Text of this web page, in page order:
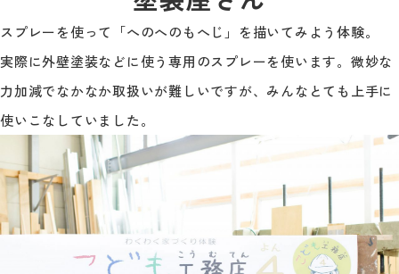
スプレーを使って「へのへのもへじ」を描いてみよう体験。
実際に外壁塗装などに使う専用のスプレーを使います。微妙な
力加減でなかなか取扱いが難しいですが、みんなとても上手に
使いこなしていました。